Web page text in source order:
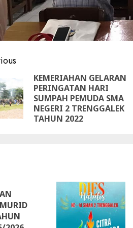
KEMERIAHAN GELARAN
PERINGATAN HARI
SUMPAH PEMUDA SMA
NEGERI 2 TRENGGALEK
TAHUN 2022